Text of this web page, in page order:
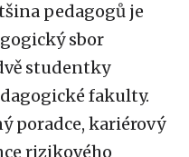
pedagogů je
sbor
studentky
fakulty.
poradce, kariérový
rizikového